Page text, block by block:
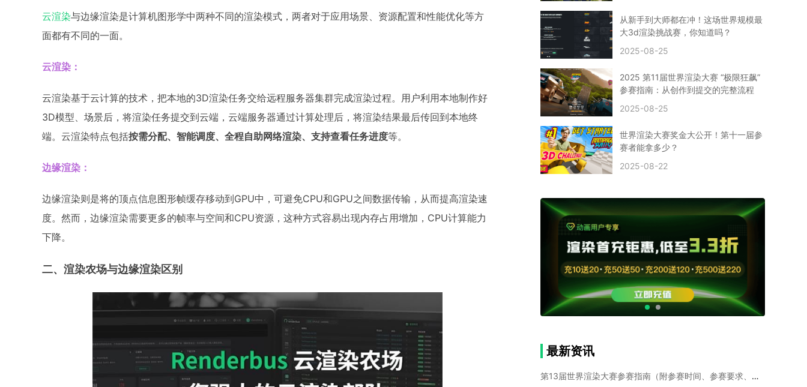
云渲染与边缘渲染是计算机图形学中两种不同的渲染模式，两者对于应用场景、资源配置和性能优化等方
面都有不同的一面。
云渲染：
云渲染基于云计算的技术，把本地的3D渲染任务交给远程服务器集群完成渲染过程。用户利用本地制作好
3D模型、场景后，将渲染任务提交到云端，云端服务器通过计算处理后，将渲染结果最后传回到本地终
端。云渲染特点包括按需分配、智能调度、全程自助网络渲染、支持查看任务进度等。
边缘渲染：
边缘渲染则是将的顶点信息图形帧缓存移动到GPU中，可避免CPU和GPU之间数据传输，从而提高渲染速
度。然而，边缘渲染需要更多的帧率与空间和CPU资源，这种方式容易出现内存占用增加，CPU计算能力
下降。
二、渲染农场与边缘渲染区别
vr渲染器
效果图渲染 免费云渲染
Autodesk
2D转3D
SU渲染 圣诞短片
风暴幽灵船
云渲染大咖专访
CG电影云渲染案例
Houdini建模案例
CG人物制作
Maya基础知识
Blender渲染技巧
3ds Max资讯
3ds Max教程
CG软件资讯
3d云渲染
3dmax渲染
Substance Painter
vray网络渲染
SAAS渲染农场
Lumion
ZBrush技巧
SketchUp教程
3dmax 渲染慢
渲染卡顿
云渲染怎么收费
纹理渲染
全局光引擎
渲染溢色
EEVEE渲染器
Cycles渲染器
C4D教程
Corona降噪器
奥斯卡
人物建模渲染
在线建模渲染
北京渲染农场
成都动画渲染
免费渲染农场
网络渲染农场
个人渲染农场
小型渲染农场
自建渲染农场
视频渲染农场
渲染农场软件
cpu渲染农场
渲染农场费用
渲染农场下载
模型软件
建模渲染软件
三维建模渲染
3d建模渲染
云渲染农场
C4D渲染农场
渲染农场收费
云渲染农场价格
瑞云渲染农场价格
从新手到大师都在冲！这场世界规模最
大3d渲染挑战赛，你知道吗？
2025-08-25
2025 第11届世界渲染大赛 “极限狂飙”
参赛指南：从创作到提交的完整流程
2025-08-25
世界渲染大赛奖金大公开！第十一届参
赛者能拿多少？
2025-08-22
最新资讯
第13届世界渲染大赛参赛指南（附参赛时间、参赛要求、赛事奖励等）